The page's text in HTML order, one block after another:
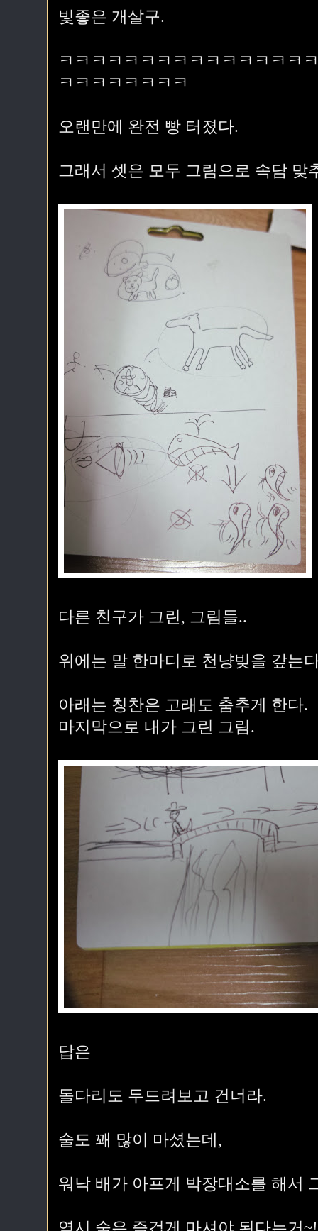
빛좋은 개살구.
ㅋㅋㅋㅋㅋㅋㅋㅋㅋㅋㅋㅋㅋㅋㅋ
ㅋㅋㅋㅋㅋㅋㅋㅋ
오랜만에 완전 빵 터졌다.
그래서 셋은 모두 그림으로 속담 맞
다른 친구가 그린, 그림들..
위에는 말 한마디로 천냥빚을 갚는
아래는 칭찬은 고래도 춤추게 한다.
마지막으로 내가 그린 그림.
답은
돌다리도 두드려보고 건너라.
술도 꽤 많이 마셨는데,
워낙 배가 아프게 박장대소를 해서